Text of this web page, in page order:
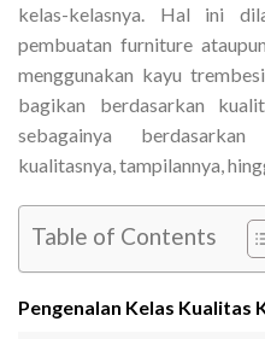
kelas-kelasnya. Hal ini
pembuatan furniture
menggunakan kayu
bagikan berdasarkan
sebagainya
kualitasnya, tampilannya,
Table of Contents
Pengenalan Kelas Kualitas